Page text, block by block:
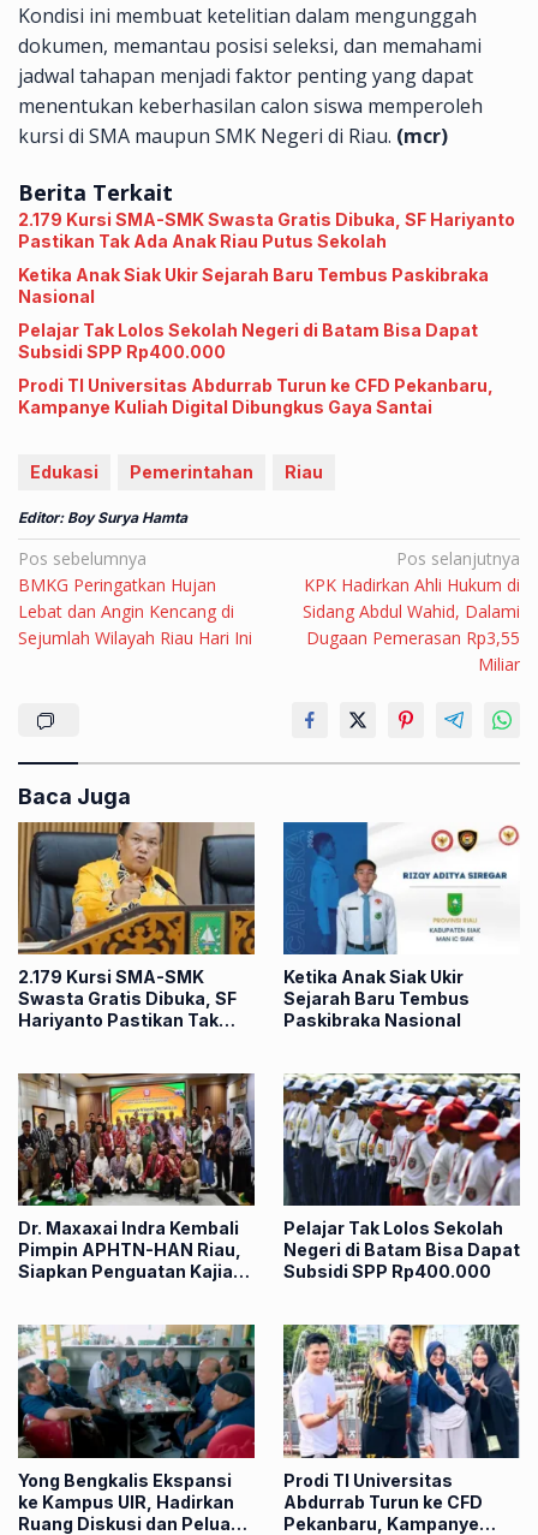
Kondisi ini membuat ketelitian dalam mengunggah
dokumen, memantau posisi seleksi, dan memahami
jadwal tahapan menjadi faktor penting yang dapat
menentukan keberhasilan calon siswa memperoleh
kursi di SMA maupun SMK Negeri di Riau. (mcr)
Berita Terkait
2.179 Kursi SMA-SMK Swasta Gratis Dibuka, SF Hariyanto
Pastikan Tak Ada Anak Riau Putus Sekolah
Ketika Anak Siak Ukir Sejarah Baru Tembus Paskibraka
Nasional
Pelajar Tak Lolos Sekolah Negeri di Batam Bisa Dapat
Subsidi SPP Rp400.000
Prodi TI Universitas Abdurrab Turun ke CFD Pekanbaru,
Kampanye Kuliah Digital Dibungkus Gaya Santai
Edukasi Pemerintahan Riau
Editor: Boy Surya Hamta
Navigasi
pos
Pos sebelumnya
BMKG Peringatkan Hujan
Lebat dan Angin Kencang di
Sejumlah Wilayah Riau Hari Ini
Pos selanjutnya
KPK Hadirkan Ahli Hukum di
Sidang Abdul Wahid, Dalami
Dugaan Pemerasan Rp3,55
Miliar
Baca Juga
2.179 Kursi SMA-SMK
Swasta Gratis Dibuka, SF
Hariyanto Pastikan Tak
Ketika Anak Siak Ukir
Sejarah Baru Tembus
Paskibraka Nasional
Dr. Maxaxai Indra Kembali
Pimpin APHTN-HAN Riau,
Siapkan Penguatan Kajian
Pelajar Tak Lolos Sekolah
Negeri di Batam Bisa Dapat
Subsidi SPP Rp400.000
Yong Bengkalis Ekspansi
ke Kampus UIR, Hadirkan
Ruang Diskusi dan Peluang
Prodi TI Universitas
Abdurrab Turun ke CFD
Pekanbaru, Kampanye